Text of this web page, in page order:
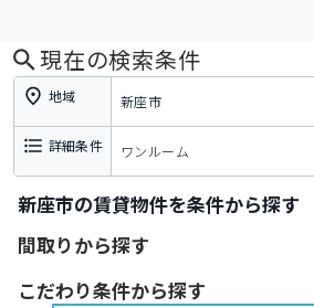
現在の検索条件
地域 新座市
詳細条件 ワンルーム
新座市の賃貸物件を条件から探す
間取りから探す
こだわり条件から探す